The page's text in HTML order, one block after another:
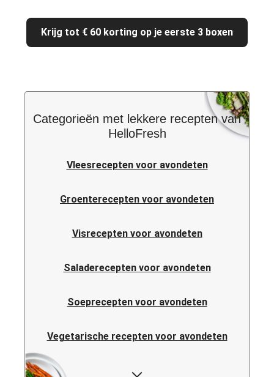
Krijg tot € 60 korting op je eerste 3 boxen
Categorieën met lekkere recepten van
HelloFresh
Vleesrecepten voor avondeten
Groenterecepten voor avondeten
Visrecepten voor avondeten
Saladerecepten voor avondeten
Soeprecepten voor avondeten
Vegetarische recepten voor avondeten
Pastarecepten voor avondeten